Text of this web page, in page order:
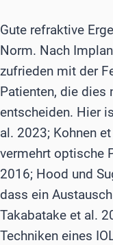
Gute refraktive
Norm. Nach
zufrieden mit der
Patienten, die dies
entscheiden. Hier
al. 2023; Kohnen
vermehrt optische
2016; Hood und
dass ein
Takabatake et al.
Techniken eines